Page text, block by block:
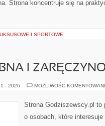
Strona koncentruje się na
I SPORTOWE
I
- 2026 MOŻLIWOŚĆ
Strona Godziszewscy.pl
o osobach, które